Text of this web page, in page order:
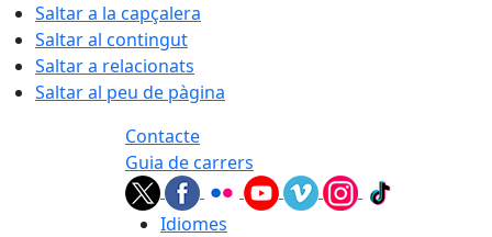
Saltar a la capçalera
Saltar al contingut
Saltar a relacionats
Saltar al peu de pàgina
Contacte
Guia de carrers
Idiomes